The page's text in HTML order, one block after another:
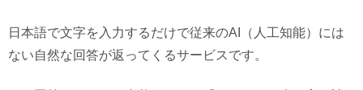
日本語で文字を入力するだけで従来のAI（人工知能）には
ない自然な回答が返ってくるサービスです。